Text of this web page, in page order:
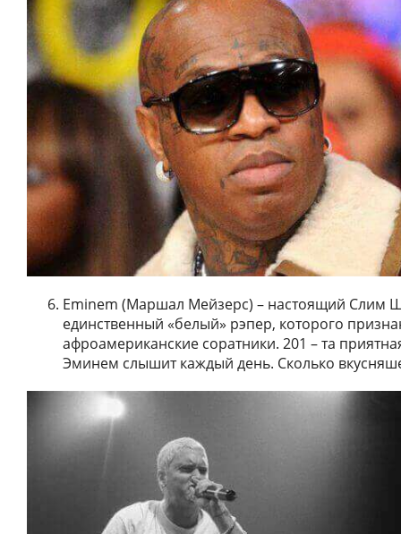
Eminem (Маршал Мейзерс) – настоящий Слим
единственный «белый» рэпер, которого
афроамериканские соратники. 201 – та
Эминем слышит каждый день. Сколько